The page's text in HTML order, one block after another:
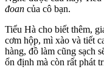
đoan của cô bạn.
Tiểu Hà cho biết thêm,
cơm hộp, mì xào và tiết
hàng, đồ làm cũng sạch
ổn định mà còn rất phát